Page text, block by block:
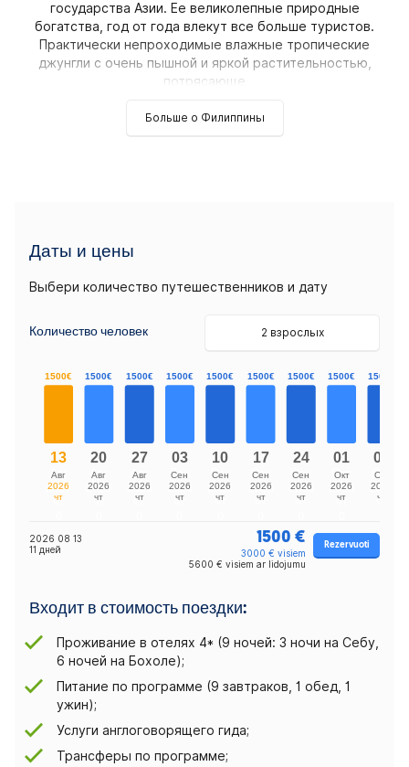
государства Азии. Ее великолепные природные
богатства, год от года влекут все больше туристов.
Практически непроходимые влажные тропические
джунгли с очень пышной и яркой растительностью,
потрясающе
Больше о Филиппины
Даты и цены
Выбери количество путешественников и дату
Количество человек 2 взрослых
2026 08 13
11 дней
1500 €
3000 € visiem
5600 € visiem ar lidojumu
Rezervuoti
Входит в стоимость поездки:
Проживание в отелях 4* (9 ночей: 3 ночи на Себу,
6 ночей на Бохоле);
Питание по программе (9 завтраков, 1 обед, 1
ужин);
Услуги англоговорящего гида;
Трансферы по программе;